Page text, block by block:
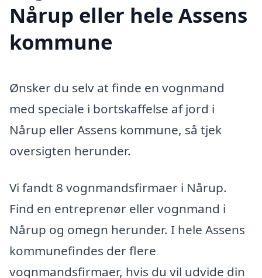
Nårup eller hele Assens
kommune
Ønsker du selv at finde en vognmand
med speciale i bortskaffelse af jord i
Nårup eller Assens kommune, så tjek
oversigten herunder.
Vi fandt 8 vognmandsfirmaer i Nårup.
Find en entreprenør eller vognmand i
Nårup og omegn herunder. I hele Assens
kommunefindes der flere
vognmandsfirmaer, hvis du vil udvide din